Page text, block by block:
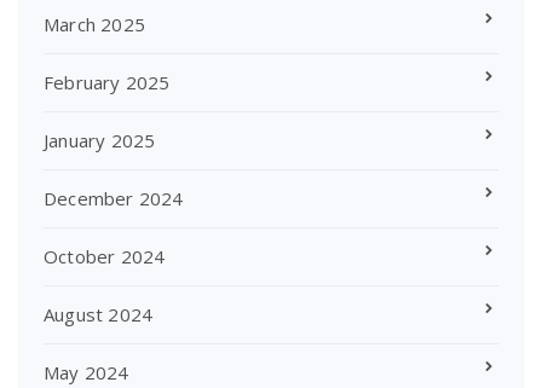
March 2025
February 2025
January 2025
December 2024
October 2024
August 2024
May 2024